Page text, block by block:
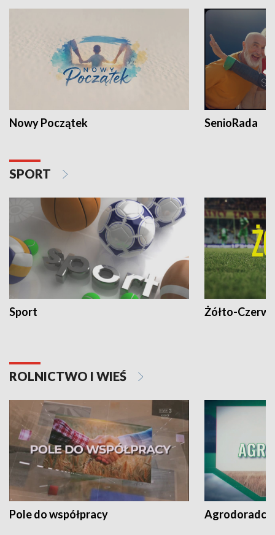
Nowy Początek SenioRada
SPORT
Sport Żółto-
ROLNICTWO I WIEŚ
Pole do współpracy Agrodoradcy